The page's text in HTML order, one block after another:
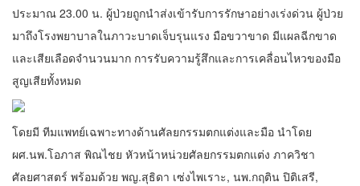
ประมาณ 23.00 น. ผู้ป่วยถูกนำส่งเข้ารับการรักษาอย่างเร่งด่วน ผู้ป่วย
มาถึงโรงพยาบาลในภาวะบาดเจ็บรุนแรง มือขวาขาด มีแผลฉีกขาด
และเสียเลือดจำนวนมาก การรับความรู้สึกและการเคลื่อนไหวของมือ
สูญเสียทั้งหมด
โดยมี ทีมแพทย์เฉพาะทางด้านศัลยกรรมตกแต่งและมือ นำโดย
ผศ.นพ.โอภาส พิณไชย หัวหน้าหน่วยศัลยกรรมตกแต่ง ภาควิชา
ศัลยศาสตร์ พร้อมด้วย พญ.สุธิดา เซ่งไพเราะ, นพ.กฤติน ปิติเสรี,